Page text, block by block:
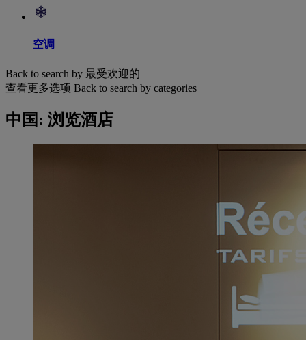
空调
Back to search by 最受欢迎的
查看更多选项 Back to search by categories
中国: 浏览酒店